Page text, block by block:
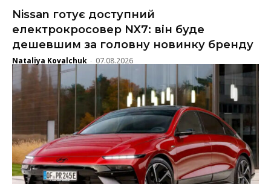
Nissan готує доступний
електрокросовер NX7: він буде
дешевшим за головну новинку бренду
Nataliya Kovalchuk - 07.08.2026